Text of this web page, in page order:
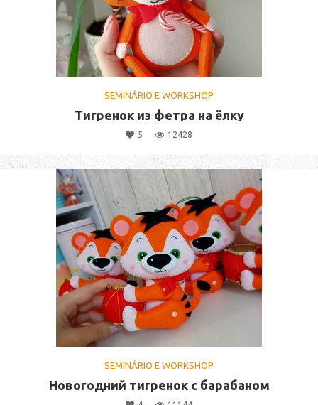
SEMINÁRIO E WORKSHOP
Тигренок из фетра на ёлку
5 12428
SEMINÁRIO E WORKSHOP
Новогодний тигренок с барабаном